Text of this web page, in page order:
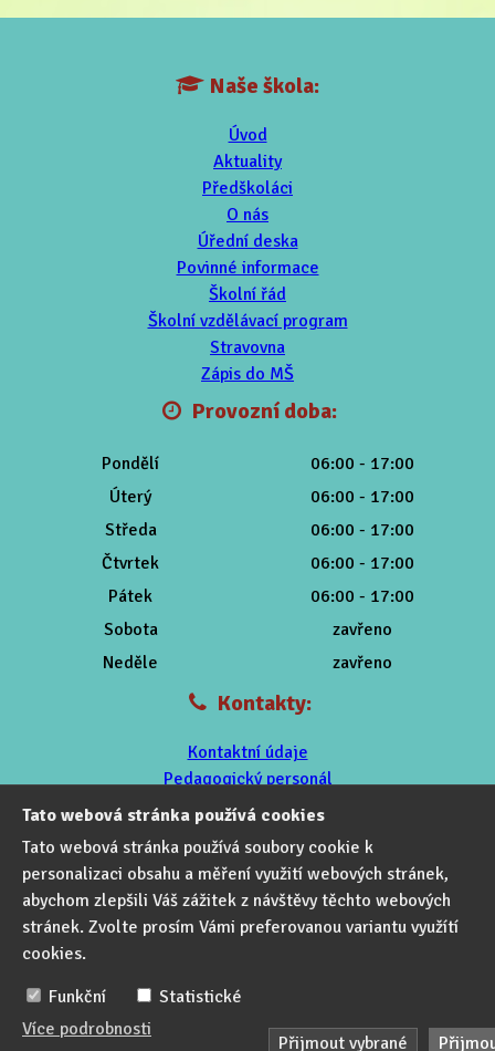
Naše škola:
Úvod
Aktuality
Předškoláci
O nás
Úřední deska
Povinné informace
Školní řád
Školní vzdělávací program
Stravovna
Zápis do MŠ
Provozní doba:
Pondělí
06:00 - 17:00
Úterý
06:00 - 17:00
Středa
06:00 - 17:00
Čtvrtek
06:00 - 17:00
Pátek
06:00 - 17:00
Sobota
zavřeno
Neděle
zavřeno
Kontakty:
Kontaktní údaje
Pedagogický personál
Provozní personál
Obec Telnice
Nastavení cookies
Tato webová stránka používá cookies
Tato webová stránka používá soubory cookie k
personalizaci obsahu a měření využití webových stránek,
abychom zlepšili Váš zážitek z návštěvy těchto webových
stránek. Zvolte prosím Vámi preferovanou variantu využítí
cookies.
Funkční
Statistické
Více podrobnosti
Přijmout vybrané